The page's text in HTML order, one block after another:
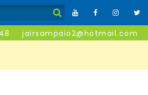
jairsampaio2@hotmail.com